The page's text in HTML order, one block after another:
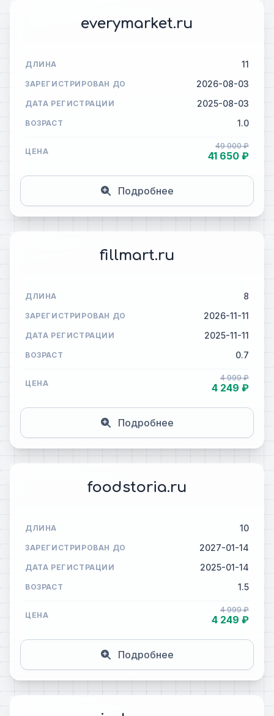
everymarket.ru
ДЛИНА 11
ЗАРЕГИСТРИРОВАН ДО 2026-08-03
ДАТА РЕГИСТРАЦИИ 2025-08-03
ВОЗРАСТ 1.0
ЦЕНА
49 000 ₽
41 650 ₽
Подробнее
fillmart.ru
ДЛИНА 8
ЗАРЕГИСТРИРОВАН ДО 2026-11-11
ДАТА РЕГИСТРАЦИИ 2025-11-11
ВОЗРАСТ 0.7
ЦЕНА
4 999 ₽
4 249 ₽
Подробнее
foodstoria.ru
ДЛИНА 10
ЗАРЕГИСТРИРОВАН ДО 2027-01-14
ДАТА РЕГИСТРАЦИИ 2025-01-14
ВОЗРАСТ 1.5
ЦЕНА
4 999 ₽
4 249 ₽
Подробнее